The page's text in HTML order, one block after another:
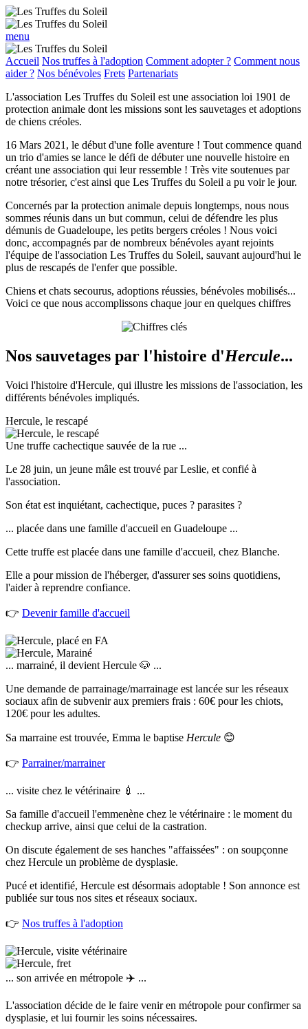
menu
Accueil Nos truffes à l'adoption Comment adopter ? Comment nous
aider ? Nos bénévoles Frets Partenariats
L'association Les Truffes du Soleil est une association loi 1901 de
protection animale dont les missions sont les sauvetages et adoptions
de chiens créoles.
16 Mars 2021, le début d'une folle aventure ! Tout commence quand
un trio d'amies se lance le défi de débuter une nouvelle histoire en
créant une association qui leur ressemble ! Très vite soutenues par
notre trésorier, c'est ainsi que Les Truffes du Soleil a pu voir le jour.
Concernés par la protection animale depuis longtemps, nous nous
sommes réunis dans un but commun, celui de défendre les plus
démunis de Guadeloupe, les petits bergers créoles ! Nous voici
donc, accompagnés par de nombreux bénévoles ayant rejoints
l'équipe de l'association Les Truffes du Soleil, sauvant aujourd'hui le
plus de rescapés de l'enfer que possible.
Chiens et chats secourus, adoptions réussies, bénévoles mobilisés...
Voici ce que nous accomplissons chaque jour en quelques chiffres
Nos sauvetages par l'histoire d'Hercule...
Voici l'histoire d'Hercule, qui illustre les missions de l'association, les
différents bénévoles impliqués.
Hercule, le rescapé
Une truffe cachectique sauvée de la rue ...
Le 28 juin, un jeune mâle est trouvé par Leslie, et confié à
l'association.
Son état est inquiétant, cachectique, puces ? parasites ?
... placée dans une famille d'accueil en Guadeloupe ...
Cette truffe est placée dans une famille d'accueil, chez Blanche.
Elle a pour mission de l'héberger, d'assurer ses soins quotidiens,
l'aider à reprendre confiance.
👉 Devenir famille d'accueil
... marrainé, il devient Hercule 🐶 ...
Une demande de parrainage/marrainage est lancée sur les réseaux
sociaux afin de subvenir aux premiers frais : 60€ pour les chiots,
120€ pour les adultes.
Sa marraine est trouvée, Emma le baptise Hercule 😊
👉 Parrainer/marrainer
... visite chez le vétérinaire 💉 ...
Sa famille d'accueil l'emmenène chez le vétérinaire : le moment du
checkup arrive, ainsi que celui de la castration.
On discute également de ses hanches "affaissées" : on soupçonne
chez Hercule un problème de dysplasie.
Pucé et identifié, Hercule est désormais adoptable ! Son annonce est
publiée sur tous nos sites et réseaux sociaux.
👉 Nos truffes à l'adoption
... son arrivée en métropole ✈️ ...
L'association décide de le faire venir en métropole pour confirmer sa
dysplasie, et lui fournir les soins nécessaires.